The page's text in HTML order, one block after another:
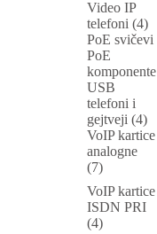
Video IP
telefoni (4)
PoE svičevi
PoE
komponente
USB
telefoni i
gejtveji (4)
VoIP kartice
analogne
(7)
VoIP kartice
ISDN PRI
(4)